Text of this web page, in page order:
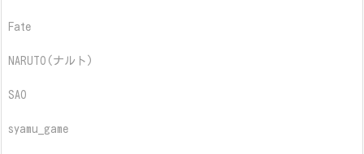
Fate
NARUTO(ナルト)
SAO
syamu_game